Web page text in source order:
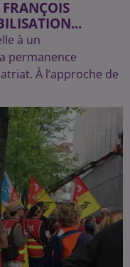
à un
permanence
À l’approche de